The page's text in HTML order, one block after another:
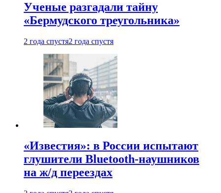
Ученые разгадали тайну
«Бермудского треугольника»
2 года спустя2 года спустя
«Известия»: в России испытают
глушители Bluetooth-наушников
на ж/д переездах